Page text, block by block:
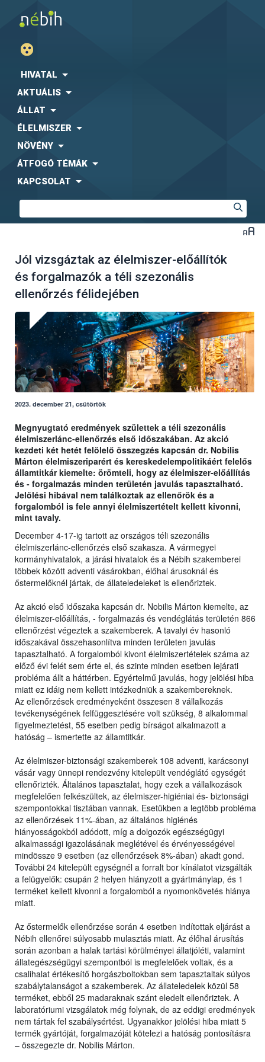
HIVATAL
AKTUÁLIS
ÁLLAT
ÉLELMISZER
NÖVÉNY
ÁTFOGÓ TÉMÁK
KAPCSOLAT
Jól vizsgáztak az élelmiszer-előállítók
és forgalmazók a téli szezonális
ellenőrzés félidejében
2023. december 21, csütörtök
Megnyugtató eredmények születtek a téli szezonális
élelmiszerlánc-ellenőrzés első időszakában. Az akció
kezdeti két hetét felölelő összegzés kapcsán dr. Nobilis
Márton élelmiszeriparért és kereskedelempolitikáért felelős
államtitkár kiemelte: örömteli, hogy az élelmiszer-előállítás
és - forgalmazás minden területén javulás tapasztalható.
Jelölési hibával nem találkoztak az ellenőrök és a
forgalomból is fele annyi élelmiszertételt kellett kivonni,
mint tavaly.
December 4-17-ig tartott az országos téli szezonális
élelmiszerlánc-ellenőrzés első szakasza. A vármegyei
kormányhivatalok, a járási hivatalok és a Nébih szakemberei
többek között adventi vásárokban, élőhal árusoknál és
őstermelőknél jártak, de állateledeleket is ellenőriztek.
Az akció első időszaka kapcsán dr. Nobilis Márton kiemelte, az
élelmiszer-előállítás, - forgalmazás és vendéglátás területén 866
ellenőrzést végeztek a szakemberek. A tavalyi év hasonló
időszakával összehasonlítva minden területen javulás
tapasztalható. A forgalomból kivont élelmiszertételek száma az
előző évi felét sem érte el, és szinte minden esetben lejárati
probléma állt a háttérben. Egyértelmű javulás, hogy jelölési hiba
miatt ez idáig nem kellett intézkedniük a szakembereknek.
Az ellenőrzések eredményeként összesen 8 vállalkozás
tevékenységének felfüggesztésére volt szükség, 8 alkalommal
figyelmeztetést, 55 esetben pedig bírságot alkalmazott a
hatóság – ismertette az államtitkár.
Az élelmiszer-biztonsági szakemberek 108 adventi, karácsonyi
vásár vagy ünnepi rendezvény kitelepült vendéglátó egységét
ellenőrizték. Általános tapasztalat, hogy ezek a vállalkozások
megfelelően felkészültek, az élelmiszer-higiéniai és- biztonsági
szempontokkal tisztában vannak. Esetükben a legtöbb probléma
az ellenőrzések 11%-ában, az általános higiénés
hiányosságokból adódott, míg a dolgozók egészségügyi
alkalmassági igazolásának meglétével és érvényességével
mindössze 9 esetben (az ellenőrzések 8%-ában) akadt gond.
További 24 kitelepült egységnél a forralt bor kínálatot vizsgálták
a felügyelők: csupán 2 helyen hiányzott a gyártmánylap, és 1
terméket kellett kivonni a forgalomból a nyomonkövetés hiánya
miatt.
Az őstermelők ellenőrzése során 4 esetben indítottak eljárást a
Nébih ellenőrei súlyosabb mulasztás miatt. Az élőhal árusítás
során azonban a halak tartási körülményei állatjóléti, valamint
állategészségügyi szempontból is megfelelőek voltak, és a
csalihalat értékesítő horgászboltokban sem tapasztaltak súlyos
szabálytalanságot a szakemberek. Az állateledelek közül 58
terméket, ebből 25 madaraknak szánt eledelt ellenőriztek. A
laboratóriumi vizsgálatok még folynak, de az eddigi eredmények
nem tártak fel szabálysértést. Ugyanakkor jelölési hiba miatt 5
termék gyártóját, forgalmazóját kötelezi a hatóság pontosításra
– összegezte dr. Nobilis Márton.